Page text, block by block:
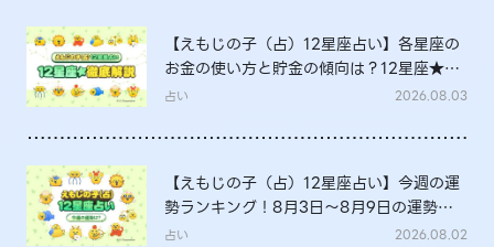
【えもじの子（占）12星座占い】各星座の
お金の使い方と貯金の傾向は？12星座★徹
底解説
占い 2026.08.03
【えもじの子（占）12星座占い】今週の運
勢ランキング！8月3日～8月9日の運勢
は？
占い 2026.08.02